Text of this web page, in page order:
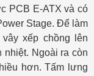
PCB E-ATX và có
Stage. Để làm
xếp chồng lên
nhiệt. Ngoài ra còn
hơn. Tấm lưng